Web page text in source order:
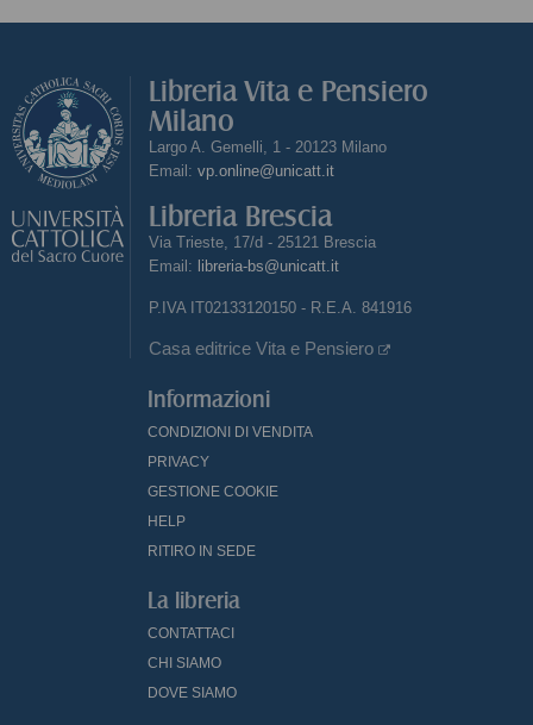
Libreria Vita e Pensiero
Milano
Largo A. Gemelli, 1 - 20123 Milano
Email: vp.online@unicatt.it
Libreria Brescia
Via Trieste, 17/d - 25121 Brescia
Email: libreria-bs@unicatt.it
P.IVA IT02133120150 - R.E.A. 841916
Casa editrice Vita e Pensiero
Informazioni
CONDIZIONI DI VENDITA
PRIVACY
GESTIONE COOKIE
HELP
RITIRO IN SEDE
La libreria
CONTATTACI
CHI SIAMO
DOVE SIAMO